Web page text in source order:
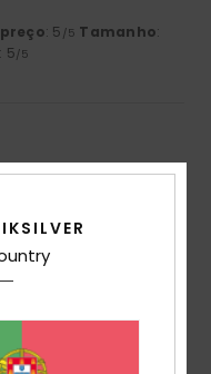
: 5 /5 Tamanho:
: 5/5
Compra verificada